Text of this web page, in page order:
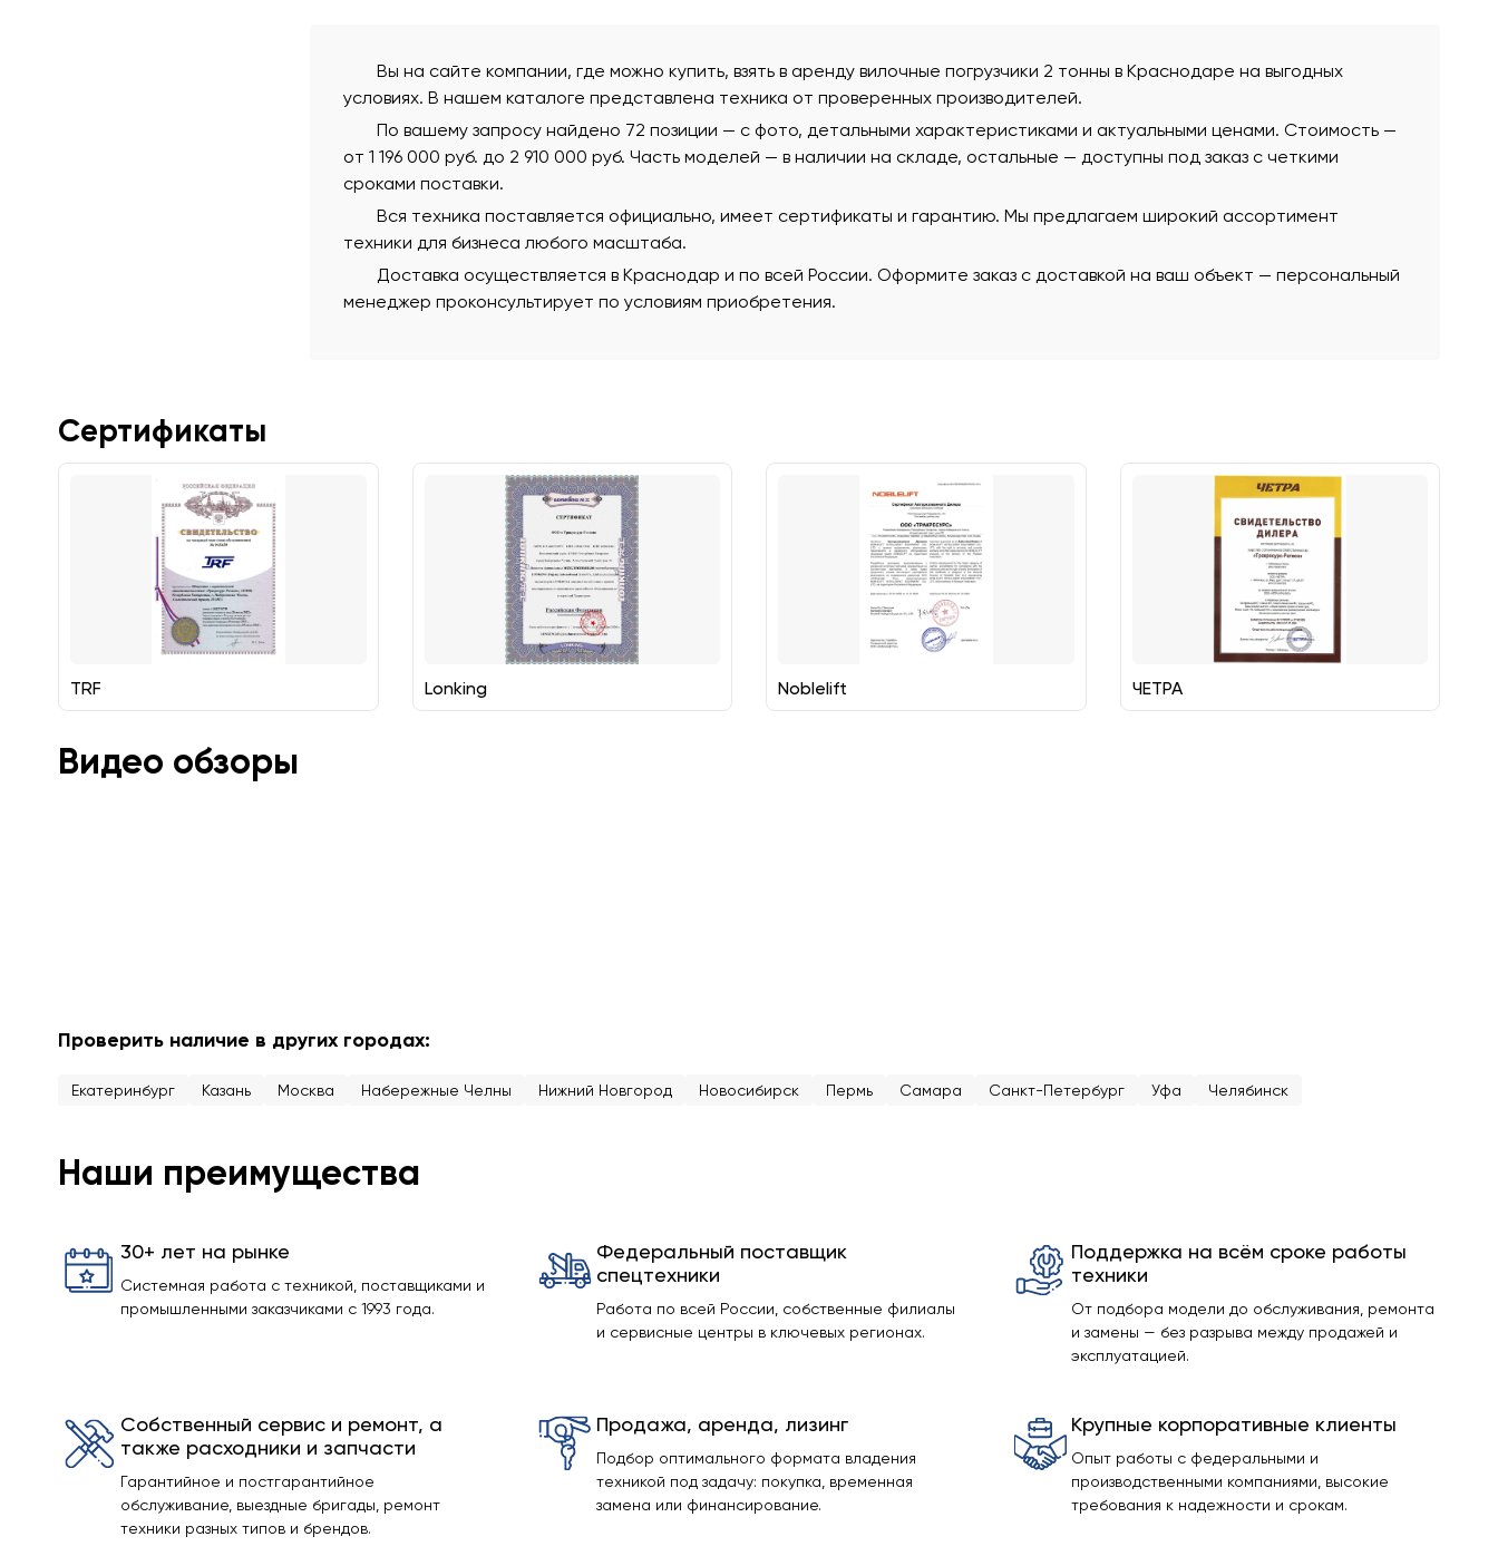
Вы на сайте компании, где можно купить, взять в аренду вилочные погрузчики 2 тонны в Краснодаре на выгодных
условиях. В нашем каталоге представлена техника от проверенных производителей.
По вашему запросу найдено 72 позиции — с фото, детальными характеристиками и актуальными ценами. Стоимость —
от 1 196 000 руб. до 2 910 000 руб. Часть моделей — в наличии на складе, остальные — доступны под заказ с четкими
сроками поставки.
Вся техника поставляется официально, имеет сертификаты и гарантию. Мы предлагаем широкий ассортимент
техники для бизнеса любого масштаба.
Доставка осуществляется в Краснодар и по всей России. Оформите заказ с доставкой на ваш объект — персональный
менеджер проконсультирует по условиям приобретения.
Сертификаты
TRF Lonking Noblelift ЧЕТРА
Видео обзоры
Проверить наличие в других городах:
Екатеринбург Казань Москва Набережные Челны Нижний Новгород Новосибирск Пермь Самара Санкт-Петербург Уфа Челябинск
Наши преимущества
30+ лет на рынке
Системная работа с техникой, поставщиками и
промышленными заказчиками с 1993 года.
Федеральный поставщик
спецтехники
Работа по всей России, собственные филиалы
и сервисные центры в ключевых регионах.
Поддержка на всём сроке работы
техники
От подбора модели до обслуживания, ремонта
и замены — без разрыва между продажей и
эксплуатацией.
Собственный сервис и ремонт, а
также расходники и запчасти
Гарантийное и постгарантийное
обслуживание, выездные бригады, ремонт
техники разных типов и брендов.
Продажа, аренда, лизинг
Подбор оптимального формата владения
техникой под задачу: покупка, временная
замена или финансирование.
Крупные корпоративные клиенты
Опыт работы с федеральными и
производственными компаниями, высокие
требования к надежности и срокам.